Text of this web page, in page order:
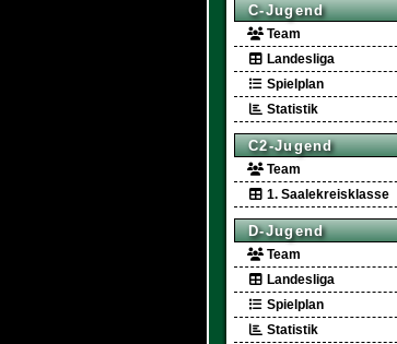
C-Jugend
Team
Landesliga
Spielplan
Statistik
C2-Jugend
Team
1. Saalekreisklasse
D-Jugend
Team
Landesliga
Spielplan
Statistik